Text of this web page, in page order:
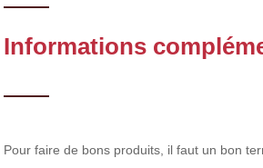
Informations
Pour faire de bons produits, il faut un bon